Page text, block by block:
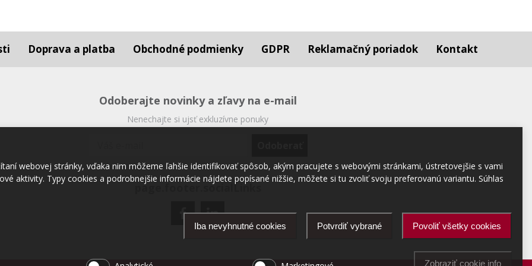
Doprava a platba Obchodné podmienky GDPR Reklamačný poriadok Kontakt
Odoberajte novinky a zľavy na e-mail
Nenechajte si ujsť exkluzívne ponuky
page.footer.socialLinks
webovej stránky, vďaka nim môžeme ľahšie identifikovať spôsob, akým pracujete s webovými stránkami, ústretovejšie s vami
aktivity. Typy cookies a podrobnejšie informácie nájdete popísané nižšie, môžete si tu zvoliť svoju preferovanú variantu. Súhlas
Iba nevyhnutné cookies Potvrdiť vybrané Povoliť všetky cookies
Zobraziť cookie info